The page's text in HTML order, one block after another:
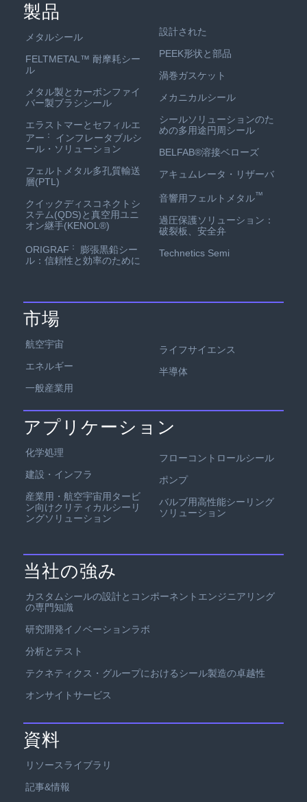
製品
メタルシール
FELTMETAL™ 耐摩耗シー
ル
メタル製とカーボンファイ
バー製ブラシシール
エラストマーとセフィルエ
アー ：
インフレータブルシ
ール・ソリューション
フェルトメタル多孔質輸送
層(PTL)
クイックディスコネクトシ
ステム(QDS)と真空用ユニ
オン継手(KENOL®)
ORIGRAF ：
膨張黒鉛シー
ル：信頼性と効率のために
設計された
PEEK形状と部品
渦巻ガスケット
メカニカルシール
シールソリューションのた
めの多用途円周シール
BELFAB®溶接ベローズ
アキュムレータ・リザーバ
音響用フェルトメタル™
過圧保護ソリューション：
破裂板、安全弁
Technetics Semi
市場
航空宇宙
エネルギー
一般産業用
ライフサイエンス
半導体
アプリケーション
化学処理
建設・インフラ
産業用・航空宇宙用タービ
ン向けクリティカルシーリ
ングソリューション
フローコントロールシール
ポンプ
バルブ用高性能シーリング
ソリューション
当社の強み
カスタムシールの設計とコンポーネントエンジニアリング
の専門知識
研究開発イノベーションラボ
分析とテスト
テクネティクス・グループにおけるシール製造の卓越性
オンサイトサービス
資料
リソースライブラリ
記事&情報